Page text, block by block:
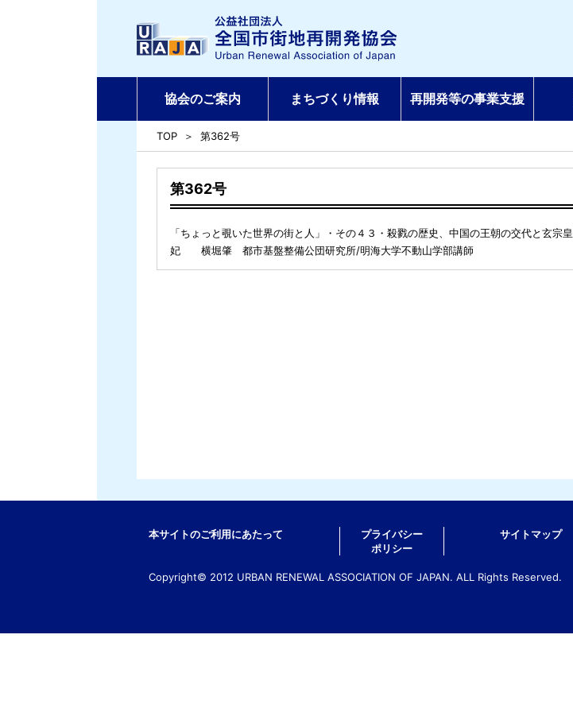
協会のご案内 まちづくり情報 再開発等の事業支援
TOP 第362号
第362号
「ちょっと覗いた世界の街と人」・その４３・殺戮の歴史、中国の王朝の交代と玄宗
妃 横堀肇 都市基盤整備公団研究所/明海大学不動山学部講師
本サイトのご利用にあたって
プライバシー
ポリシー
サイトマップ
Copyright© 2012 URBAN RENEWAL ASSOCIATION OF JAPAN. ALL Rights Reserved.